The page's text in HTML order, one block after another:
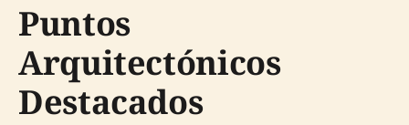
Puntos
Arquitectónicos
Destacados